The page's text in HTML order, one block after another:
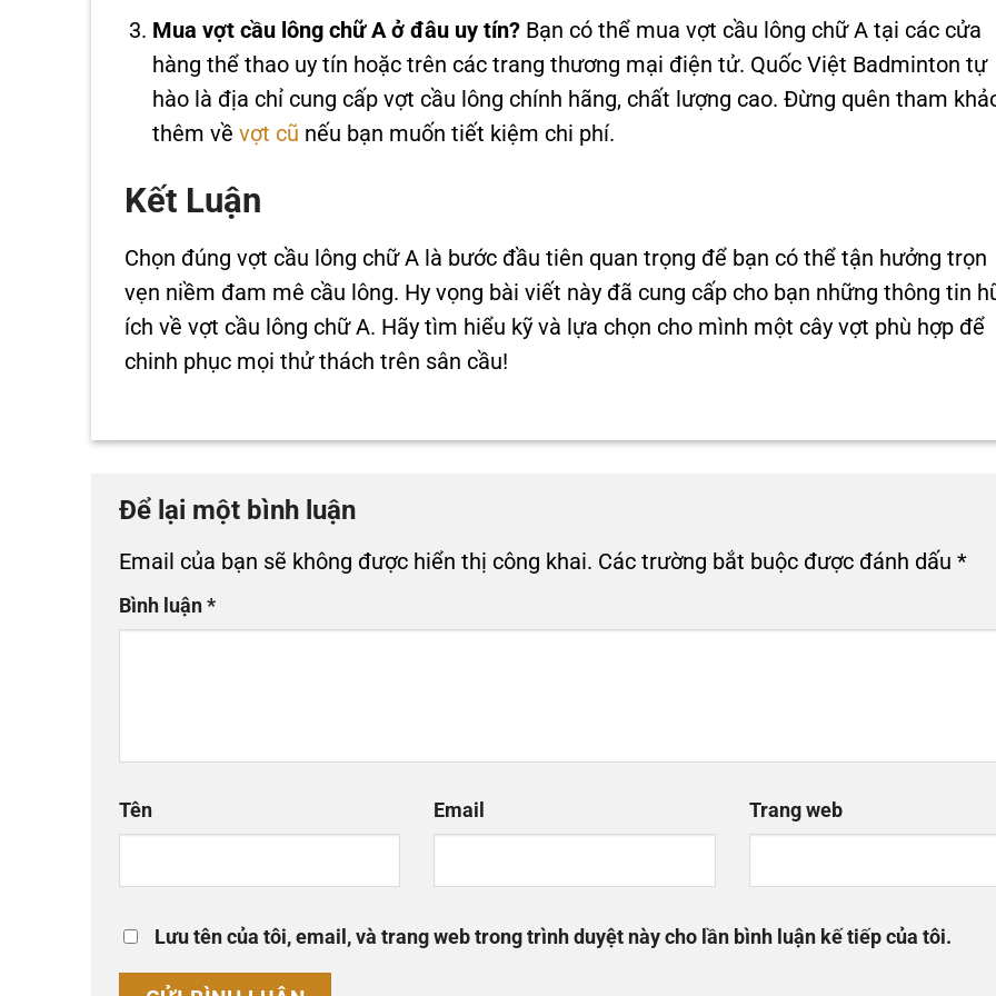
Mua vợt cầu lông chữ A ở đâu uy tín? Bạn có thể mua vợt cầu lông chữ A tại các cửa
hàng thể thao uy tín hoặc trên các trang thương mại điện tử. Quốc Việt Badminton tự
hào là địa chỉ cung cấp vợt cầu lông chính hãng, chất lượng cao. Đừng quên tham
thêm vềvợt cũ nếu bạn muốn tiết kiệm chi phí.
Kết Luận
Chọn đúng vợt cầu lông chữ A là bước đầu tiên quan trọng để bạn có thể tận hưởng trọn
vẹn niềm đam mê cầu lông. Hy vọng bài viết này đã cung cấp cho bạn những thông tin
ích về vợt cầu lông chữ A. Hãy tìm hiểu kỹ và lựa chọn cho mình một cây vợt phù hợp để
chinh phục mọi thử thách trên sân cầu!
Để lại một bình luận
Email của bạn sẽ không được hiển thị công khai. Các trường bắt buộc được đánh dấu *
Bình luận *
Tên Email Trang web
Lưu tên của tôi, email, và trang web trong trình duyệt này cho lần bình luận kế tiếp của tôi.